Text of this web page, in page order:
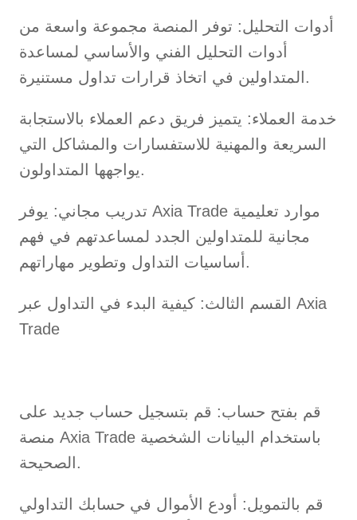
أدوات التحليل: توفر المنصة مجموعة واسعة من
أدوات التحليل الفني والأساسي لمساعدة
المتداولين في اتخاذ قرارات تداول مستنيرة.
خدمة العملاء: يتميز فريق دعم العملاء بالاستجابة
السريعة والمهنية للاستفسارات والمشاكل التي
يواجهها المتداولون.
تدريب مجاني: يوفر Axia Trade موارد تعليمية
مجانية للمتداولين الجدد لمساعدتهم في فهم
أساسيات التداول وتطوير مهاراتهم.
القسم الثالث: كيفية البدء في التداول عبر Axia
Trade
قم بفتح حساب: قم بتسجيل حساب جديد على
منصة Axia Trade باستخدام البيانات الشخصية
الصحيحة.
قم بالتمويل: أودع الأموال في حسابك التداولي